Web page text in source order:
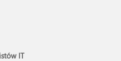
IT